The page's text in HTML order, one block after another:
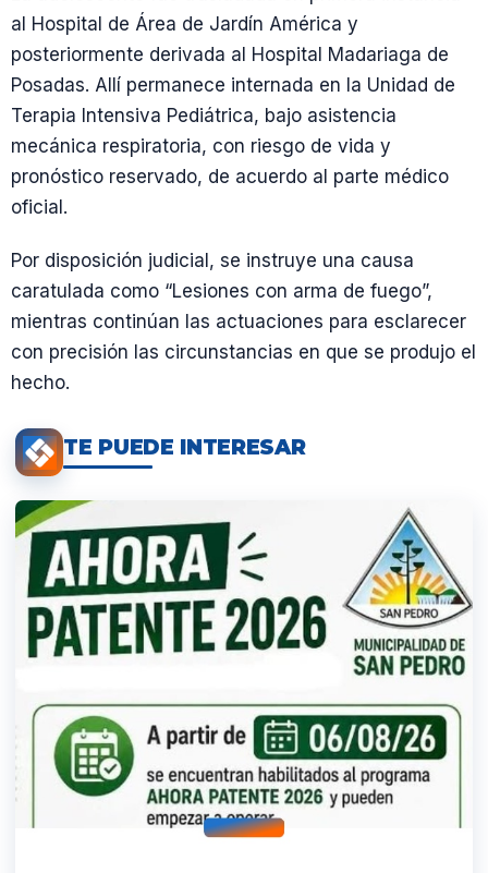
al Hospital de Área de Jardín América y
posteriormente derivada al Hospital Madariaga de
Posadas. Allí permanece internada en la Unidad de
Terapia Intensiva Pediátrica, bajo asistencia
mecánica respiratoria, con riesgo de vida y
pronóstico reservado, de acuerdo al parte médico
oficial.
Por disposición judicial, se instruye una causa
caratulada como “Lesiones con arma de fuego”,
mientras continúan las actuaciones para esclarecer
con precisión las circunstancias en que se produjo el
hecho.
TE PUEDE INTERESAR